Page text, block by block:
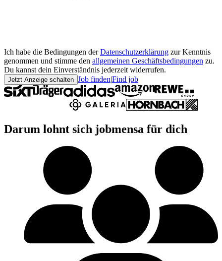
Ich habe die Bedingungen der Datenschutzerklärung zur Kenntnis
genommen und stimme den allgemeinen Geschäftsbedingungen zu.
Du kannst dein Einverständnis jederzeit widerrufen.
Jetzt Anzeige schalten Job finden|Find job
Darum lohnt sich jobmensa für dich